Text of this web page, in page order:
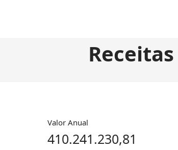
Receitas
Valor Anual
410.241.230,81